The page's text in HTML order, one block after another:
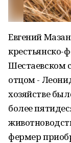
Евгений
крестьянско-
Шестаевском
отцом -
хозяйстве
более
фермер